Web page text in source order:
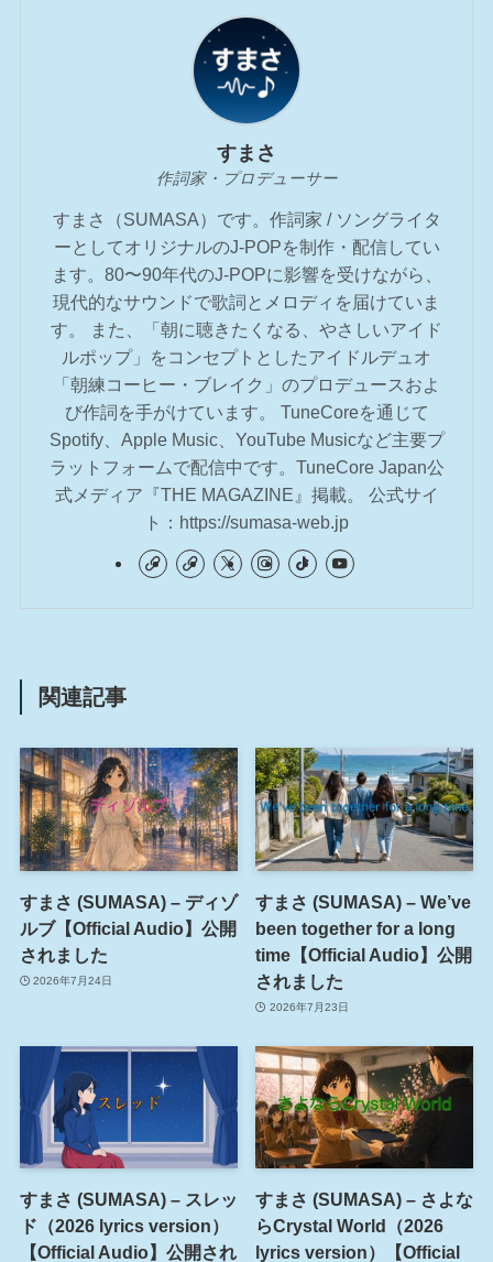
すまさ
作詞家・プロデューサー
すまさ（SUMASA）です。作詞家 / ソングライタ
ーとしてオリジナルのJ-POPを制作・配信してい
ます。80〜90年代のJ-POPに影響を受けながら、
現代的なサウンドで歌詞とメロディを届けていま
す。 また、「朝に聴きたくなる、やさしいアイド
ルポップ」をコンセプトとしたアイドルデュオ
「朝練コーヒー・ブレイク」のプロデュースおよ
び作詞を手がけています。 TuneCoreを通じて
Spotify、Apple Music、YouTube Musicなど主要プ
ラットフォームで配信中です。TuneCore Japan公
式メディア『THE MAGAZINE』掲載。 公式サイ
ト：https://sumasa-web.jp
関連記事
すまさ (SUMASA) – ディゾ
ルブ【Official Audio】公開
されました
2026年7月24日
すまさ (SUMASA) – We’ve
been together for a long
time【Official Audio】公開
されました
2026年7月23日
すまさ (SUMASA) – スレッ
ド（2026 lyrics version）
【Official Audio】公開され
すまさ (SUMASA) – さよな
らCrystal World（2026
lyrics version）【Official